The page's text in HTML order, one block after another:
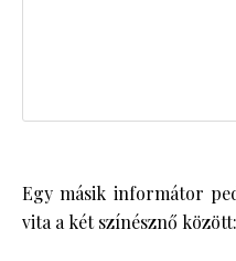
Egy másik informátor
vita a két színésznő között: